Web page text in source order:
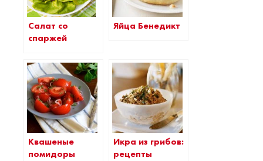
Салат со
спаржей
Яйца Бенедикт
Квашеные
помидоры
Икра из грибов:
рецепты